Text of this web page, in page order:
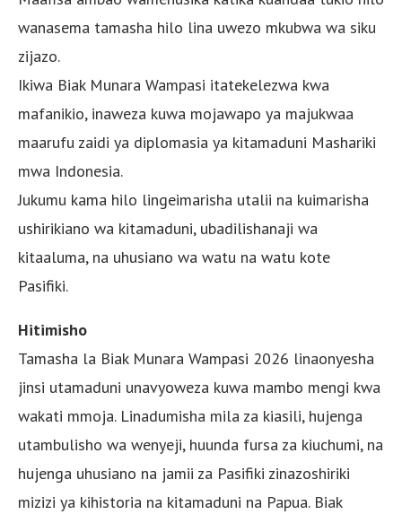
wanasema tamasha hilo lina uwezo mkubwa wa siku
zijazo.
Ikiwa Biak Munara Wampasi itatekelezwa kwa
mafanikio, inaweza kuwa mojawapo ya majukwaa
maarufu zaidi ya diplomasia ya kitamaduni Mashariki
mwa Indonesia.
Jukumu kama hilo lingeimarisha utalii na kuimarisha
ushirikiano wa kitamaduni, ubadilishanaji wa
kitaaluma, na uhusiano wa watu na watu kote
Pasifiki.
Hitimisho
Tamasha la Biak Munara Wampasi 2026 linaonyesha
jinsi utamaduni unavyoweza kuwa mambo mengi kwa
wakati mmoja. Linadumisha mila za kiasili, hujenga
utambulisho wa wenyeji, huunda fursa za kiuchumi, na
hujenga uhusiano na jamii za Pasifiki zinazoshiriki
mizizi ya kihistoria na kitamaduni na Papua. Biak